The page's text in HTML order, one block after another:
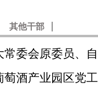
其他干部
常委会原委员、
酒产业园区党